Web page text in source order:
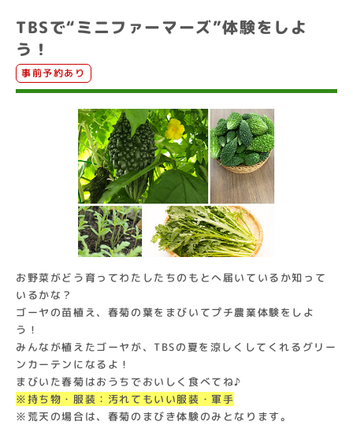
TBSで“ミニファーマーズ”体験をしよ
う！
事前予約あり
お野菜がどう育ってわたしたちのもとへ届いているか知って
いるかな？
ゴーヤの苗植え、春菊の葉をまびいてプチ農業体験をしよ
う！
みんなが植えたゴーヤが、TBSの夏を涼しくしてくれるグリー
ンカーテンになるよ！
まびいた春菊はおうちでおいしく食べてね♪
※持ち物・服装：汚れてもいい服装・軍手
※荒天の場合は、春菊のまびき体験のみとなります。